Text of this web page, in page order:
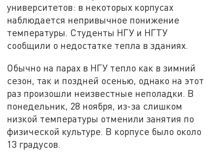
университетов: в некоторых корпусах
наблюдается непривычное понижение
температуры. Студенты НГУ и НГТУ
сообщили о недостатке тепла в зданиях.
Обычно на парах в НГУ тепло как в зимний
сезон, так и поздней осенью, однако на этот
раз произошли неизвестные неполадки. В
понедельник, 28 ноября, из-за слишком
низкой температуры отменили занятия по
физической культуре. В корпусе было около
13 градусов.